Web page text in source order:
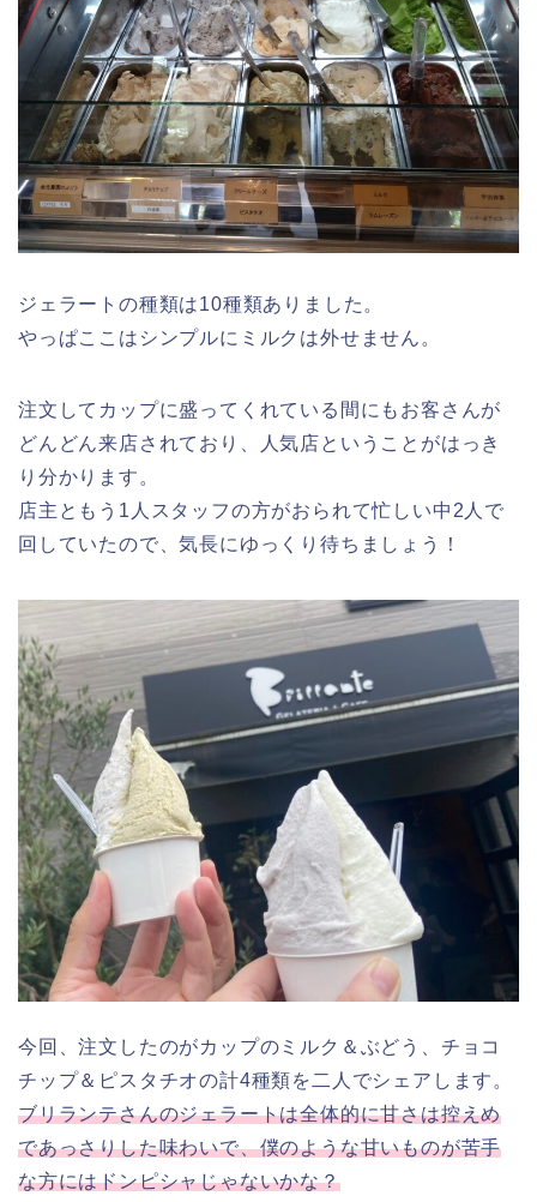
ジェラートの種類は10種類ありました。
やっぱここはシンプルにミルクは外せません。
注文してカップに盛ってくれている間にもお客さんが
どんどん来店されており、人気店ということがはっき
り分かります。
店主ともう1人スタッフの方がおられて忙しい中2人で
回していたので、気長にゆっくり待ちましょう！
今回、注文したのがカップのミルク＆ぶどう、チョコ
チップ＆ピスタチオの計4種類を二人でシェアします。
ブリランテさんのジェラートは全体的に甘さは控えめ
であっさりした味わいで、僕のような甘いものが苦手
な方にはドンピシャじゃないかな？